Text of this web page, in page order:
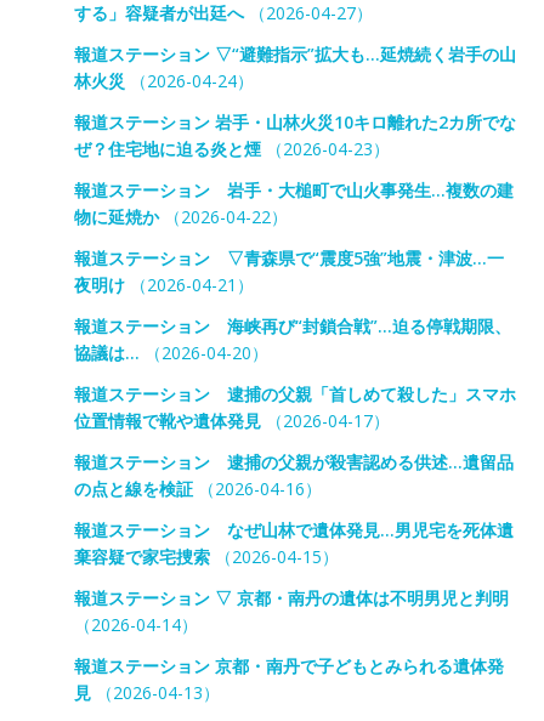
する」容疑者が出廷へ（2026-04-27）
報道ステーション ▽“避難指示”拡大も…延焼続く岩手の山
林火災
（2026-04-24）
報道ステーション 岩手・山林火災10キロ離れた2カ所でな
ぜ？住宅地に迫る炎と煙（2026-04-23）
報道ステーション 岩手・大槌町で山火事発生…複数の建
物に延焼か（2026-04-22）
報道ステーション ▽青森県で“震度5強”地震・津波…一
夜明け（2026-04-21）
報道ステーション 海峡再び“封鎖合戦”…迫る停戦期限、
協議は… （2026-04-20）
報道ステーション 逮捕の父親「首しめて殺した」スマホ
位置情報で靴や遺体発見（2026-04-17）
報道ステーション 逮捕の父親が殺害認める供述…遺留品
の点と線を検証（2026-04-16）
報道ステーション なぜ山林で遺体発見…男児宅を死体遺
棄容疑で家宅捜索（2026-04-15）
報道ステーション ▽ 京都・南丹の遺体は不明男児と判明
（2026-04-14）
報道ステーション 京都・南丹で子どもとみられる遺体発
見（2026-04-13）